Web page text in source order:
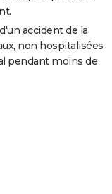
accident de la
non hospitalisées
pendant moins de